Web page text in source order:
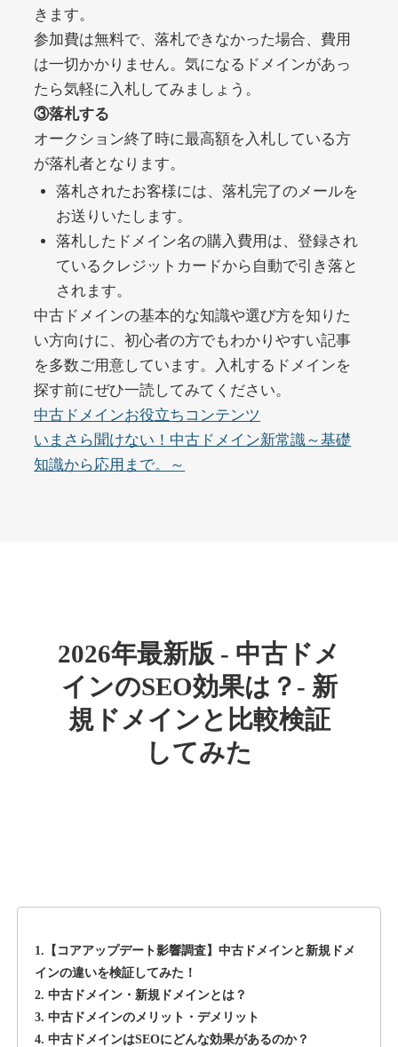
ジャンル
DA49 外部リンク数389 ドメイン年齢1年
10,800円 入札 0件
詳細を見る
portalvidalivre.com
ジャンル その他
DA47 外部リンク数2202 ドメイン年齢 5年
10,800円 入札 0件
buywrite-plus.com
ジャンルその他
DA 45 外部リンク数4677 ドメイン年齢2年
10,800円 入札 0件
詳細を見る
外部リンク数963 ドメイン年齢
4,500円
rageboy.com
sug-web.jp
ジャンル その他
DA42 外部リンク数740 ドメイン年齢13年
きます。
参加費は無料で、落札できなかった場合、費用
は一切かかりません。気になるドメインがあっ
たら気軽に入札してみましょう。
③落札する
オークション終了時に最高額を入札している方
が落札者となります。
落札されたお客様には、落札完了のメールを
お送りいたします。
落札したドメイン名の購入費用は、登録され
ているクレジットカードから自動で引き落と
されます。
中古ドメインの基本的な知識や選び方を知りた
い方向けに、初心者の方でもわかりやすい記事
を多数ご用意しています。入札するドメインを
探す前にぜひ一読してみてください。
中古ドメインお役立ちコンテンツ
いまさら聞けない！中古ドメイン新常識～基礎
知識から応用まで。～
2026年最新版 - 中古ドメ
インのSEO効果は？- 新
規ドメインと比較検証
してみた
1.【コアアップデート影響調査】中古ドメインと新規ドメ
インの違いを検証してみた！
2. 中古ドメイン・新規ドメインとは？
3. 中古ドメインのメリット・デメリット
4. 中古ドメインはSEOにどんな効果があるのか？